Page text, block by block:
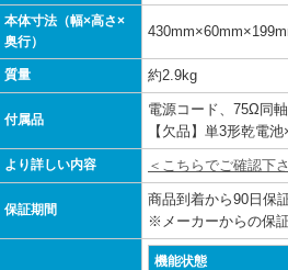
本体寸法（幅×高さ×
奥行）
質量 約2.9kg
付属品
電源コード、75Ω同
【欠品】単3形乾電
より詳しい内容 ＜こちらでご確認下
保証期間
商品到着から90日保
※メーカーからの保
機能状態